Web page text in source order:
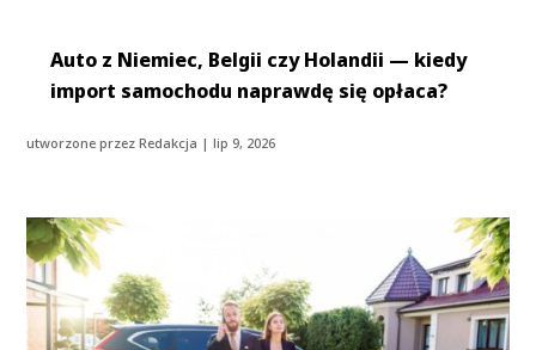
Auto z Niemiec, Belgii czy Holandii — kiedy
import samochodu naprawdę się opłaca?
utworzone przezRedakcja |lip 9, 2026